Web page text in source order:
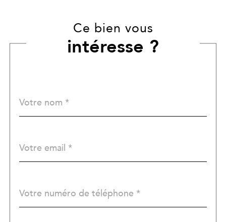
Ce bien vous
intéresse ?
par
*
*
*